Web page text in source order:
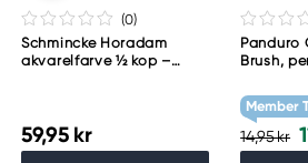
(0)
Schmincke Horadam
akvarelfarve ½ kop –
59,95 kr
Panduro
Brush,
grey 1
Member
14,95 kr